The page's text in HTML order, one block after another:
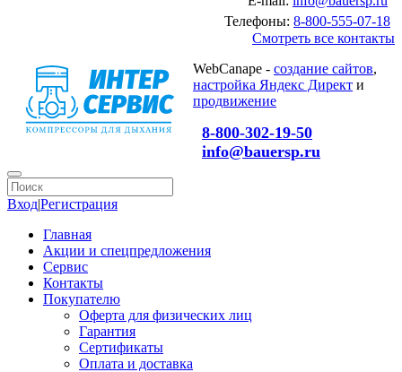
Телефоны: 8-800-555-07-18
Смотреть все контакты
WebCanape - создание сайтов,
настройка Яндекс Директ и
продвижение
8-800-302-19-50
info@bauersp.ru
Вход|Регистрация
Главная
Акции и спецпредложения
Сервис
Контакты
Покупателю
Оферта для физических лиц
Гарантия
Сертификаты
Оплата и доставка